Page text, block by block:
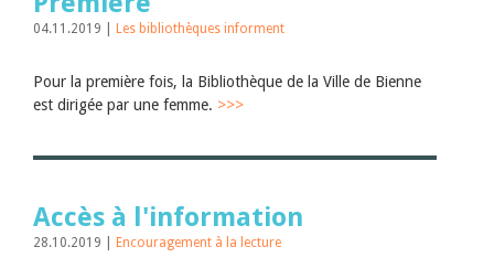
04.11.2019 | Les bibliothèques informent
Pour la première fois, la Bibliothèque de la Ville de Bienne
est dirigée par une femme. >>>
Accès à l'information
28.10.2019 | Encouragement à la lecture